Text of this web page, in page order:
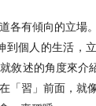
有傾向的立
個人的生活
述的角度來
習」前面，